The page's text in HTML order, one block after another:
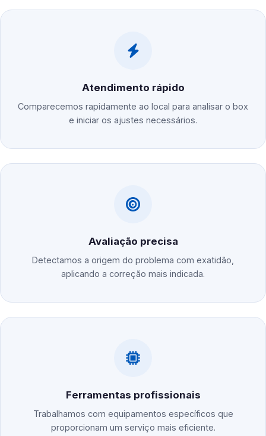
Atendimento rápido
Comparecemos rapidamente ao local para analisar o box
e iniciar os ajustes necessários.
Avaliação precisa
Detectamos a origem do problema com exatidão,
aplicando a correção mais indicada.
Ferramentas profissionais
Trabalhamos com equipamentos específicos que
proporcionam um serviço mais eficiente.